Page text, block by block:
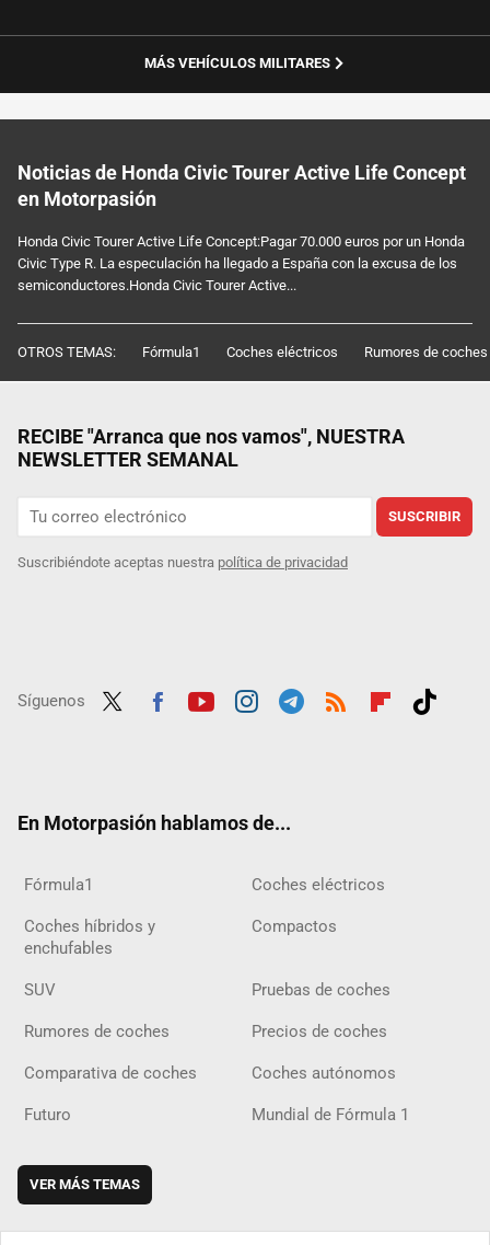
MÁS VEHÍCULOS MILITARES
Noticias de Honda Civic Tourer Active Life Concept
en Motorpasión
Honda Civic Tourer Active Life Concept:Pagar 70.000 euros por un Honda
Civic Type R. La especulación ha llegado a España con la excusa de los
semiconductores.Honda Civic Tourer Active...
OTROS TEMAS: Fórmula1 Coches eléctricos Rumores de coches
RECIBE "Arranca que nos vamos", NUESTRA
NEWSLETTER SEMANAL
SUSCRIBIR
Suscribiéndote aceptas nuestra política de privacidad
Síguenos
En Motorpasión hablamos de...
Fórmula1 Coches eléctricos
Coches híbridos y
enchufables
Compactos
SUV Pruebas de coches
Rumores de coches Precios de coches
Comparativa de coches Coches autónomos
Futuro Mundial de Fórmula 1
VER MÁS TEMAS